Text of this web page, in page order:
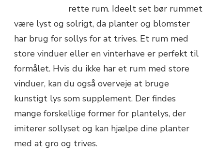
rette rum. Ideelt set bør rummet
være lyst og solrigt, da planter og blomster
har brug for sollys for at trives. Et rum med
store vinduer eller en vinterhave er perfekt til
formålet. Hvis du ikke har et rum med store
vinduer, kan du også overveje at bruge
kunstigt lys som supplement. Der findes
mange forskellige former for plantelys, der
imiterer sollyset og kan hjælpe dine planter
med at gro og trives.